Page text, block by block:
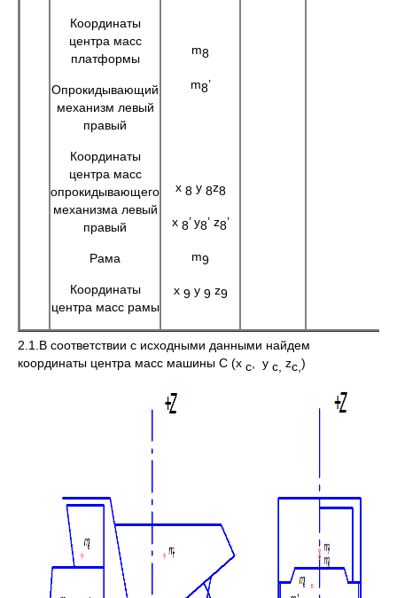
Координаты
центра масс
платформы
Опрокидывающий
механизм левый
правый
Координаты
центра масс
опрокидывающего
механизма левый
правый
Рама
Координаты
центра масс рамы
m8
m8’
x 8 y 8z8
x 8’ y8’ z8’
m9
x 9y 9 z9
2.1.В соответствии с исходными данными найдем
координаты центра масс машины С (x с , y с, zс, )